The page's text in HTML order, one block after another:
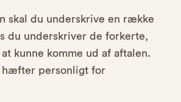
skal du underskrive en række
du underskriver de forkerte,
kunne komme ud af aftalen.
hæfter personligt for